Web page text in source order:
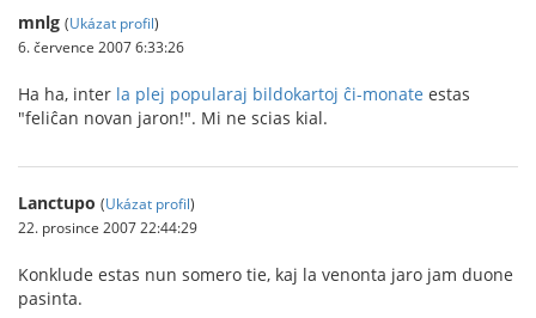
mnlg (Ukázat profil)
6. července 2007 6:33:26
Ha ha, inter la plej popularaj bildokartoj ĉi-monate estas
"feliĉan novan jaron!". Mi ne scias kial.
Lanctupo (Ukázat profil)
22. prosince 2007 22:44:29
Konklude estas nun somero tie, kaj la venonta jaro jam duone
pasinta.